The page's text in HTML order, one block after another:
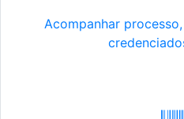
Acompanhar